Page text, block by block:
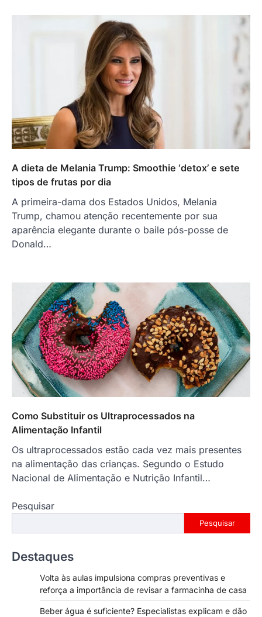
A dieta de Melania Trump: Smoothie ‘detox’ e sete
tipos de frutas por dia
A primeira-dama dos Estados Unidos, Melania
Trump, chamou atenção recentemente por sua
aparência elegante durante o baile pós-posse de
Donald…
Como Substituir os Ultraprocessados na
Alimentação Infantil
Os ultraprocessados estão cada vez mais presentes
na alimentação das crianças. Segundo o Estudo
Nacional de Alimentação e Nutrição Infantil…
Pesquisar
Pesquisar
Destaques
Volta às aulas impulsiona compras preventivas e
reforça a importância de revisar a farmacinha de casa
Beber água é suficiente? Especialistas explicam e dão